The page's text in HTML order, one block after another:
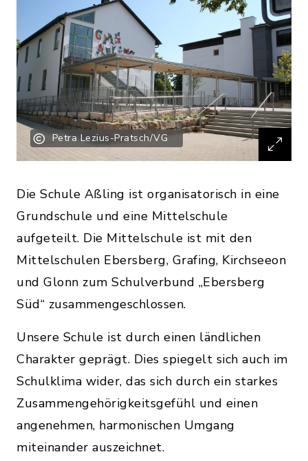
Petra Lezius-Pratsch/VG
Die Schule Aßling ist organisatorisch in eine
Grundschule und eine Mittelschule
aufgeteilt. Die Mittelschule ist mit den
Mittelschulen Ebersberg, Grafing, Kirchseeon
und Glonn zum Schulverbund „Ebersberg
Süd“ zusammengeschlossen.
Unsere Schule ist durch einen ländlichen
Charakter geprägt. Dies spiegelt sich auch im
Schulklima wider, das sich durch ein starkes
Zusammengehörigkeitsgefühl und einen
angenehmen, harmonischen Umgang
miteinander auszeichnet.